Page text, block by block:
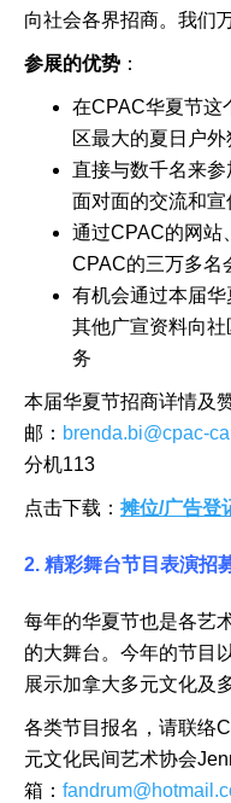
向社会各界招商。我们
参展的优势 ：
在CPAC华夏节这
区最大的夏日户
直接与数千名来
面对面的交流和宣
通过CPAC的网站
CPAC的三万多名
有机会通过本届
其他广宣资料向
务
本届华夏节招商详情及
邮： brenda.bi@cpac-
分机113
点击下载： 摊位/广告登
2. 精彩舞台节目表演招
每年的华夏节也是各艺
的大舞台。今年的节目
展示加拿大多元文化及
各类节目报名，请联络
元文化民间艺术协会
箱：